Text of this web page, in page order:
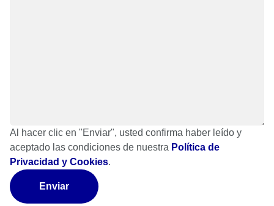
Al hacer clic en "Enviar", usted confirma haber leído y
aceptado las condiciones de nuestra Política de
Privacidad y Cookies.
Enviar